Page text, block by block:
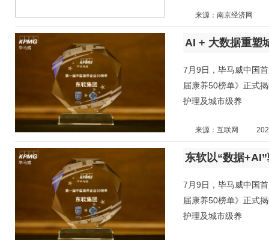
来源：南京经济网
7月9日，毕马威中国
届康养50榜单》正式
护理及城市级养
来源：互联网
7月9日，毕马威中国
届康养50榜单》正式
护理及城市级养